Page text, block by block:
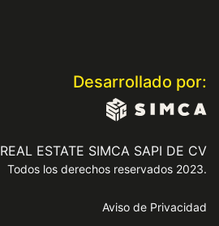
Desarrollado por:
REAL ESTATE SIMCA SAPI DE CV
Todos los derechos reservados 2023.
Aviso de Privacidad